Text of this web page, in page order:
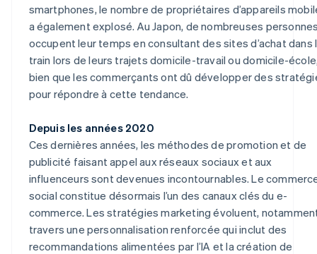
smartphones, le nombre de propriétaires d’appareils
a également explosé. Au Japon, de nombreuses
occupent leur temps en consultant des sites d’achat dans
train lors de leurs trajets domicile-travail ou domicile-
bien que les commerçants ont dû développer des
pour répondre à cette tendance.
Depuis les années 2020
Ces dernières années, les méthodes de promotion et de
publicité faisant appel aux réseaux sociaux et aux
influenceurs sont devenues incontournables. Le
social constitue désormais l’un des canaux clés du e-
commerce. Les stratégies marketing évoluent,
travers une personnalisation renforcée qui inclut des
recommandations alimentées par l’IA et la création de